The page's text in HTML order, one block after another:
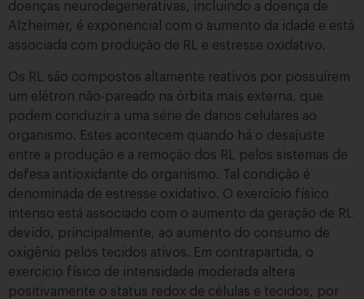
doenças neurodegenerativas, incluindo a doença de
Alzheimer, é exponencial com o aumento da idade e está
associada com produção de RL e estresse oxidativo.
Os RL são compostos altamente reativos por possuírem
um elétron não-pareado na órbita mais externa, que
podem conduzir a uma série de danos celulares ao
organismo. Estes acontecem quando há o desajuste
entre a produção e a remoção dos RL pelos sistemas de
defesa antioxidante do organismo. Tal condição é
denominada de estresse oxidativo. O exercício físico
intenso está associado com o aumento da geração de RL
devido, principalmente, ao aumento do consumo de
oxigênio pelos tecidos ativos. Em contrapartida, o
exercício físico de intensidade moderada altera
positivamente o status redox de células e tecidos, por